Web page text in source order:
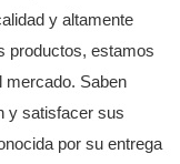
y altamente
productos, estamos
mercado. Saben
y satisfacer sus
por su entrega